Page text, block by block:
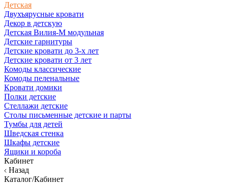
Детская
Двухъярусные кровати
Декор в детскую
Детская Вилия-М модульная
Детские гарнитуры
Детские кровати до 3-х лет
Детские кровати от 3 лет
Комоды классические
Комоды пеленальные
Кровати домики
Полки детские
Стеллажи детские
Столы письменные детские и парты
Тумбы для детей
Шведская стенка
Шкафы детские
Ящики и короба
Кабинет
Назад
Каталог/Кабинет